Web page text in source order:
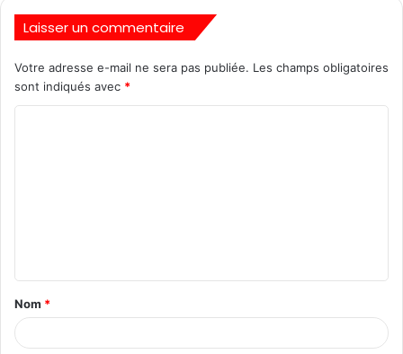
Laisser un commentaire
Votre adresse e-mail ne sera pas publiée. Les champs obligatoires
sont indiqués avec *
Nom *